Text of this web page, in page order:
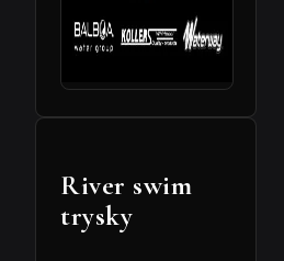
River swim
trysky